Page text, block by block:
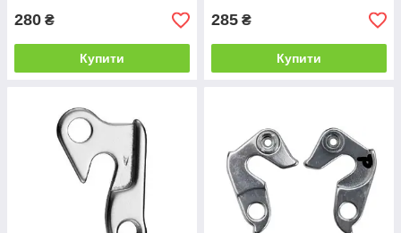
280 ₴
Купити
285 ₴
Купити